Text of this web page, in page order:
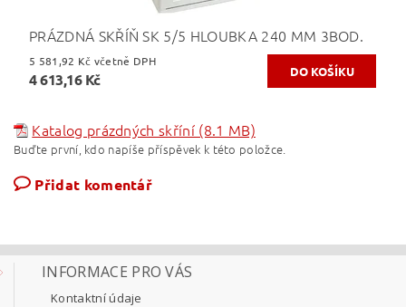
PRÁZDNÁ SKŘÍŇ SK 5/5 HLOUBKA 240 MM 3BOD.
5 581,92 Kč včetně DPH
4 613,16 Kč
Katalog prázdných skříní (8.1 MB)
Buďte první, kdo napíše příspěvek k této položce.
Přidat komentář
INFORMACE PRO VÁS
Kontaktní údaje